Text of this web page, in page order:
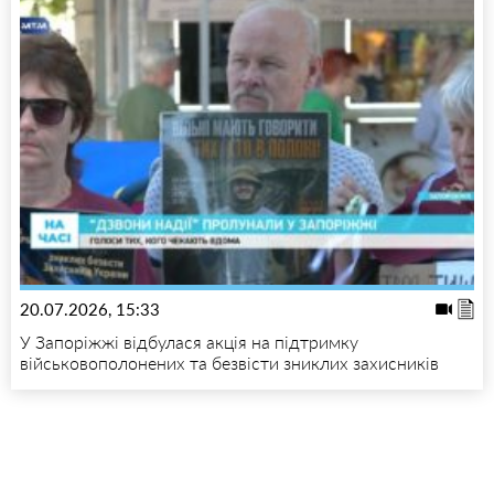
20.07.2026, 15:33
У Запоріжжі відбулася акція на підтримку
військовополонених та безвісти зниклих захисників